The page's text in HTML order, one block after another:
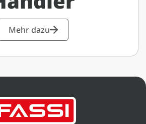
Mehr dazu